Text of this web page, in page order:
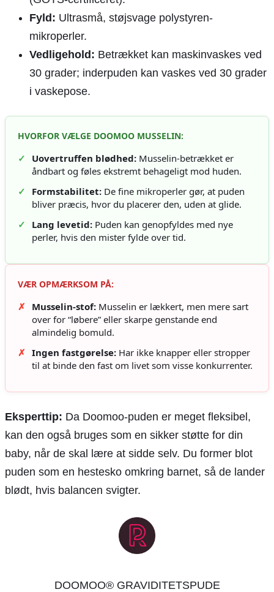
Fyld: Ultrasmå, støjsvage polystyren-
mikroperler.
Vedligehold: Betrækket kan maskinvaskes ved
30 grader; inderpuden kan vaskes ved 30 grader
i vaskepose.
HVORFOR VÆLGE DOOMOO MUSSELIN:
✓ Uovertruffen blødhed: Musselin-betrækket er
åndbart og føles ekstremt behageligt mod huden.
✓
Formstabilitet: De fine mikroperler gør, at puden
bliver præcis, hvor du placerer den, uden at glide.
✓
Lang levetid: Puden kan genopfyldes med nye
perler, hvis den mister fylde over tid.
VÆR OPMÆRKSOM PÅ:
✗ Musselin-stof: Musselin er lækkert, men mere sart
over for “løbere” eller skarpe genstande end
almindelig bomuld.
✗ Ingen fastgørelse: Har ikke knapper eller stropper
til at binde den fast om livet som visse konkurrenter.
Eksperttip: Da Doomoo-puden er meget fleksibel,
kan den også bruges som en sikker støtte for din
baby, når de skal lære at sidde selv. Du former blot
puden som en hestesko omkring barnet, så de lander
blødt, hvis balancen svigter.
DOOMOO® GRAVIDITETSPUDE